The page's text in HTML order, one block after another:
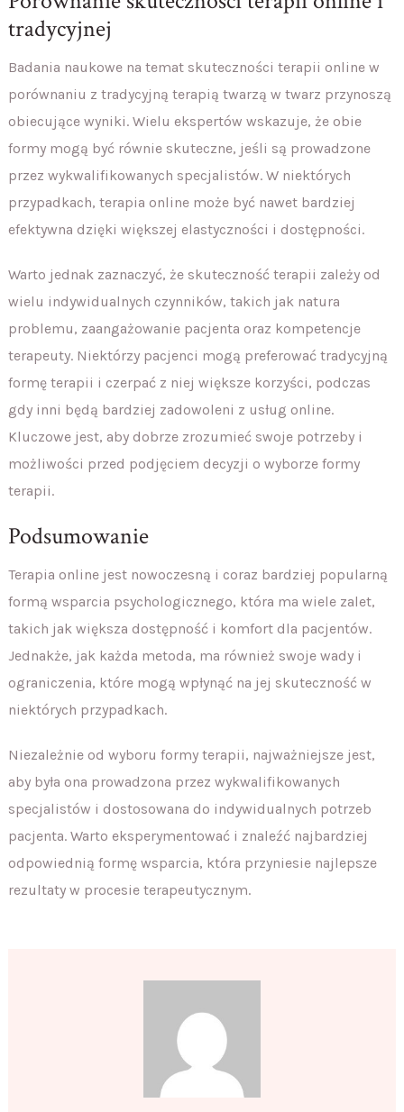
tradycyjnej
Badania naukowe na temat skuteczności terapii online w
porównaniu z tradycyjną terapią twarzą w twarz przynoszą
obiecujące wyniki. Wielu ekspertów wskazuje, że obie
formy mogą być równie skuteczne, jeśli są prowadzone
przez wykwalifikowanych specjalistów. W niektórych
przypadkach, terapia online może być nawet bardziej
efektywna dzięki większej elastyczności i dostępności.
Warto jednak zaznaczyć, że skuteczność terapii zależy od
wielu indywidualnych czynników, takich jak natura
problemu, zaangażowanie pacjenta oraz kompetencje
terapeuty. Niektórzy pacjenci mogą preferować tradycyjną
formę terapii i czerpać z niej większe korzyści, podczas
gdy inni będą bardziej zadowoleni z usług online.
Kluczowe jest, aby dobrze zrozumieć swoje potrzeby i
możliwości przed podjęciem decyzji o wyborze formy
terapii.
Podsumowanie
Terapia online jest nowoczesną i coraz bardziej popularną
formą wsparcia psychologicznego, która ma wiele zalet,
takich jak większa dostępność i komfort dla pacjentów.
Jednakże, jak każda metoda, ma również swoje wady i
ograniczenia, które mogą wpłynąć na jej skuteczność w
niektórych przypadkach.
Niezależnie od wyboru formy terapii, najważniejsze jest,
aby była ona prowadzona przez wykwalifikowanych
specjalistów i dostosowana do indywidualnych potrzeb
pacjenta. Warto eksperymentować i znaleźć najbardziej
odpowiednią formę wsparcia, która przyniesie najlepsze
rezultaty w procesie terapeutycznym.